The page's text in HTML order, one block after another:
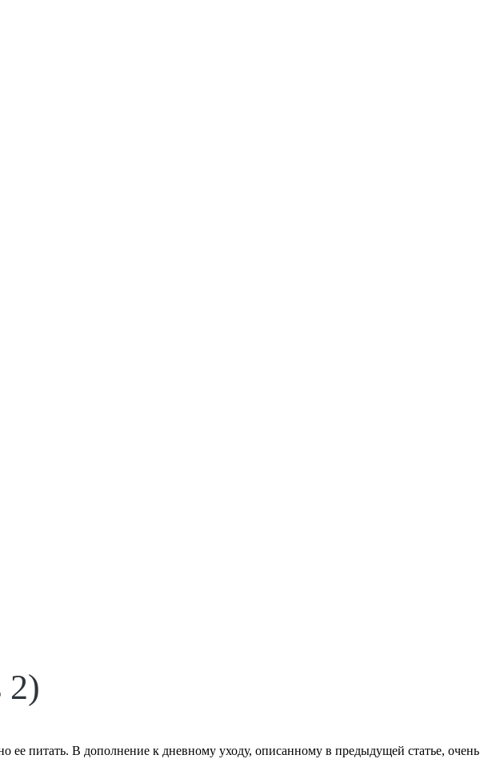
2)
питать. В дополнение к дневному уходу, описанному в предыдущей статье, очень